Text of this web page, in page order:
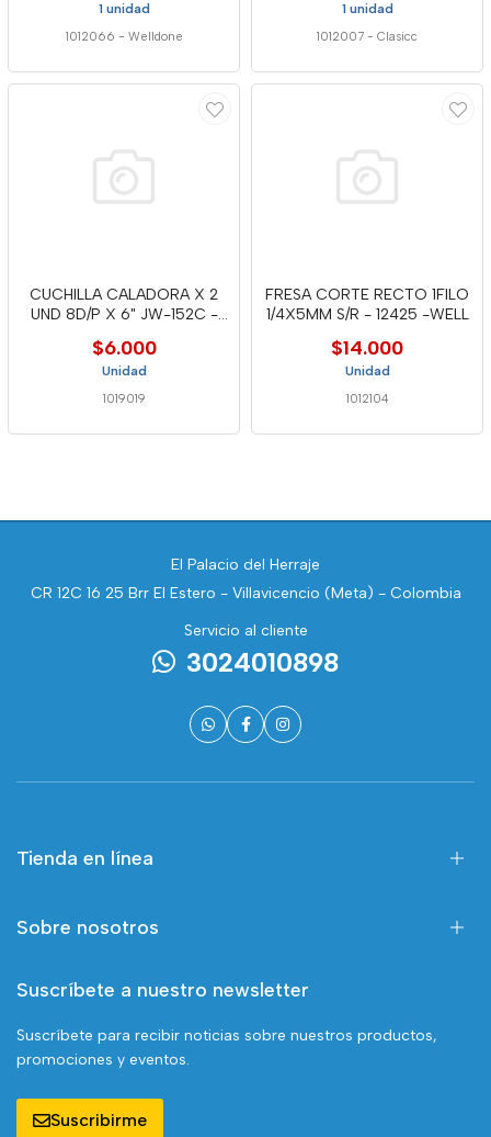
1 unidad
1012066 - Welldone
1 unidad
1012007 - Clasicc
CUCHILLA CALADORA X 2
UND 8D/P X 6" JW-152C -
$6.000
Unidad
1019019
FRESA CORTE RECTO 1FILO
1/4X5MM S/R - 12425 -WELL
$14.000
Unidad
1012104
El Palacio del Herraje
CR 12C 16 25 Brr El Estero - Villavicencio (Meta) - Colombia
Servicio al cliente
3024010898
Tienda en línea
Sobre nosotros
Suscríbete a nuestro newsletter
Suscríbete para recibir noticias sobre nuestros productos,
promociones y eventos.
Suscribirme